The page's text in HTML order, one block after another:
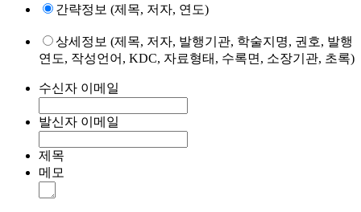
간략정보 (제목, 저자, 연도)
상세정보 (제목, 저자, 발행기관, 학술지명, 권호, 발행
연도, 작성언어, KDC, 자료형태, 수록면, 소장기관, 초록)
수신자 이메일
발신자 이메일
제목
메모